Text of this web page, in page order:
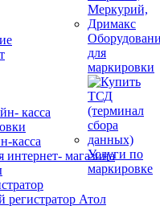
касса
касса
интернет- магазина
регистратор Атол
для
маркировки
Услуги по
маркировке